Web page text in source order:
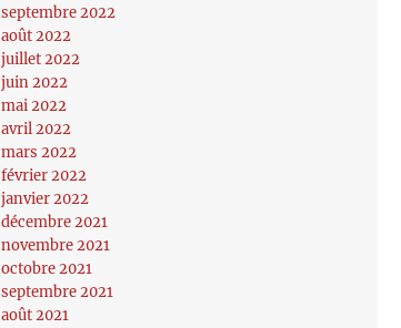
septembre 2022
août 2022
juillet 2022
juin 2022
mai 2022
avril 2022
mars 2022
février 2022
janvier 2022
décembre 2021
novembre 2021
octobre 2021
septembre 2021
août 2021